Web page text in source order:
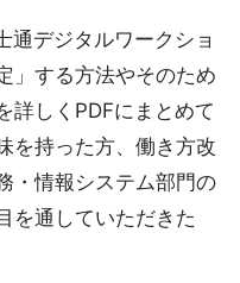
通デジタルワークショ
」する方法やそのため
詳しくPDFにまとめて
を持った方、働き方改
・情報システム部門の
を通していただきた